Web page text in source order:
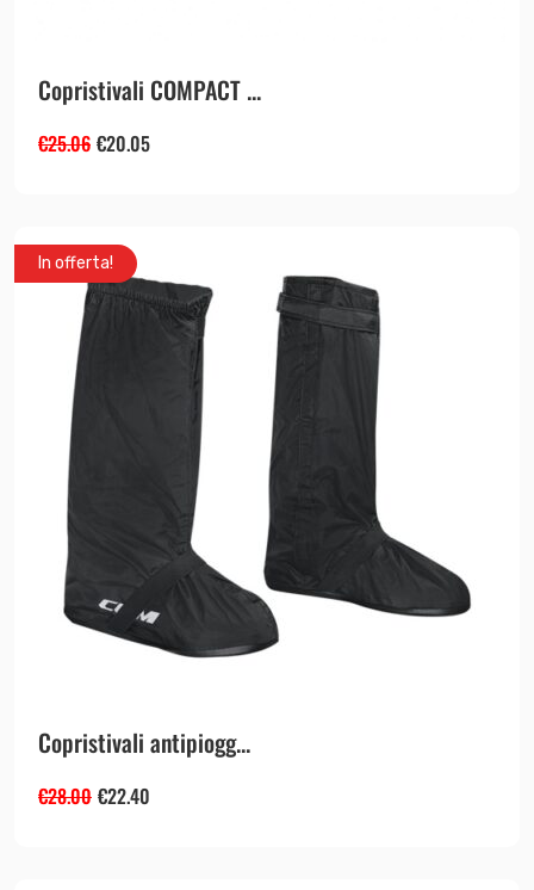
Copristivali COMPACT ...
€25.06 €20.05
In offerta!
Copristivali antipiogg...
€28.00 €22.40